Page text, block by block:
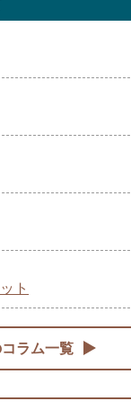
ト
ラム一覧